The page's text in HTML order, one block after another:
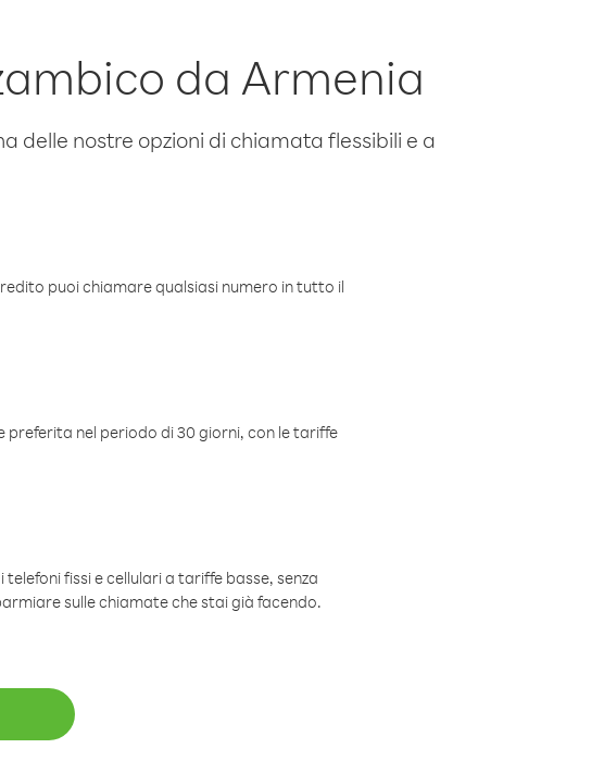
da Armenia
delle nostre opzioni di chiamata flessibili e a
puoi chiamare qualsiasi numero in tutto il
preferita nel periodo di 30 giorni, con le tariffe
fissi e cellulari a tariffe basse, senza
sulle chiamate che stai già facendo.